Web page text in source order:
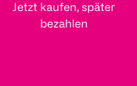
Jetzt kaufen, später
bezahlen